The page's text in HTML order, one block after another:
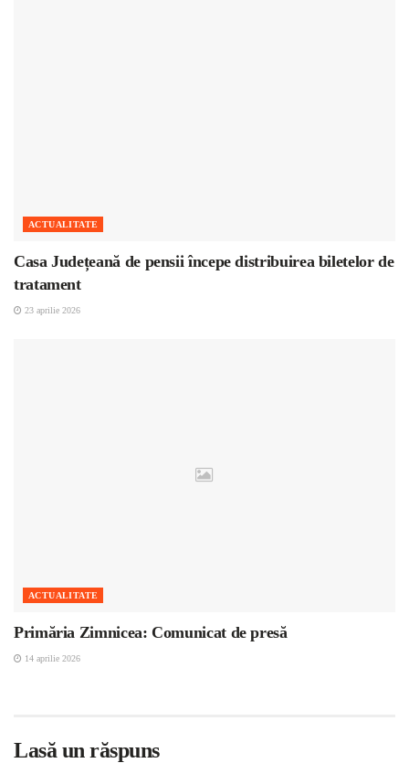
ACTUALITATE
Casa Județeană de pensii începe distribuirea biletelor de
tratament
23 aprilie 2026
ACTUALITATE
Primăria Zimnicea: Comunicat de presă
14 aprilie 2026
Lasă un răspuns